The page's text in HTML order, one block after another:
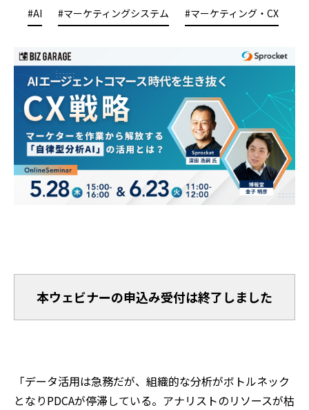
#AI #マーケティングシステム #マーケティング・CX
本ウェビナーの申込み受付は終了しました
「データ活用は急務だが、組織的な分析がボトルネック
となりPDCAが停滞している。アナリストのリソースが枯